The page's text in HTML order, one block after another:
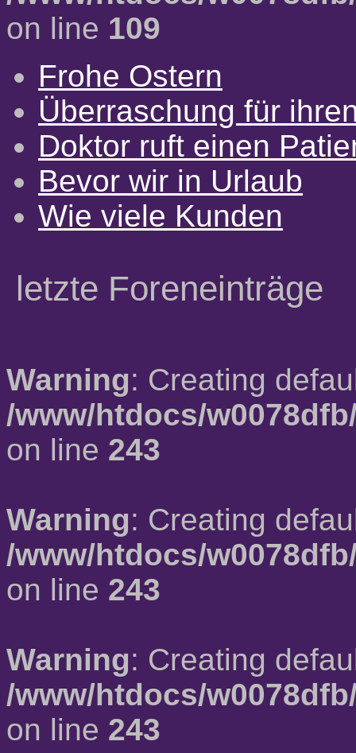
on line 109
Frohe Ostern
Überraschung für
Doktor ruft einen
Bevor wir in Urlaub
Wie viele Kunden
letzte Foreneinträge
Warning: Creating
/www/htdocs/
on line 243
Warning: Creating
/www/htdocs/
on line 243
Warning: Creating
/www/htdocs/
on line 243